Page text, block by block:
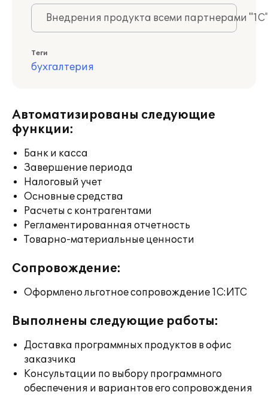
Внедрения продукта всеми партнерами
Теги
бухгалтерия
Автоматизированы следующие
функции:
Банк и касса
Завершение периода
Налоговый учет
Основные средства
Расчеты с контрагентами
Регламентированная отчетность
Товарно-материальные ценности
Сопровождение:
Оформлено льготное сопровождение 1С:ИТС
Выполнены следующие работы:
Доставка программных продуктов в офис
заказчика
Консультации по выбору программного
обеспечения и вариантов его сопровождения